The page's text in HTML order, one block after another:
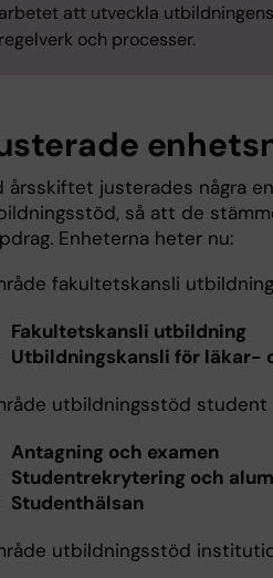
arbetet att utveckla
regelverk och processer.
årsskiftet justerades några
så att de
Enheterna heter nu:
fakultetskansli utbildning
Fakultetskansli utbildning
Utbildningskansli för läkar-
utbildningsstöd student
Antagning och examen
Studentrekrytering och
Studenthälsan
utbildningsstöd